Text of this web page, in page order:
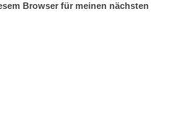
Browser für meinen nächsten